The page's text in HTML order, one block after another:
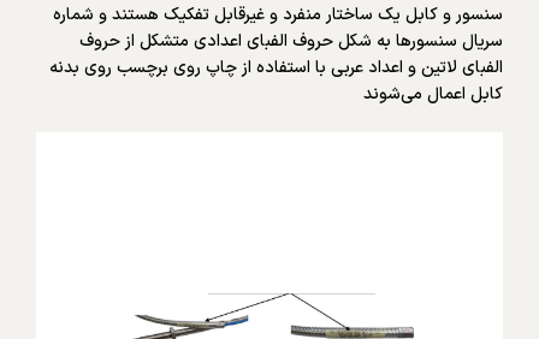
سنسور و کابل یک ساختار منفرد و غیرقابل تفکیک هستند و شماره
سریال سنسورها به شکل حروف الفبای اعدادی متشکل از حروف
الفبای لاتین و اعداد عربی با استفاده از چاپ روی برچسب روی بدنه
کابل اعمال می‌شوند